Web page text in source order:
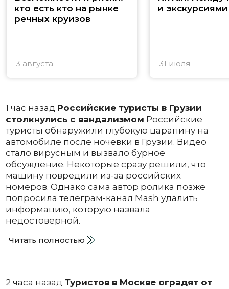
кто есть кто на рынке
речных круизов
3 августа
и экскурсиями
31 июля
1 час назад Российские туристы в Грузии
столкнулись с вандализмом Российские
туристы обнаружили глубокую царапину на
автомобиле после ночевки в Грузии. Видео
стало вирусным и вызвало бурное
обсуждение. Некоторые сразу решили, что
машину повредили из-за российских
номеров. Однако сама автор ролика позже
попросила телеграм-канал Mash удалить
информацию, которую назвала
недостоверной.
Читать полностью
2 часа назад Туристов в Москве оградят от